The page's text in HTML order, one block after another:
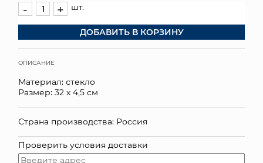
ПОДАРОЧНЫЕ КАРТЫ
ОПТОВЫМ КЛИЕНТАМ
ДОСТАВКА И ОПЛАТА
- + шт.
ДОБАВИТЬ В КОРЗИНУ
ОПИСАНИЕ
Материал: стекло
Размер: 32 х 4,5 см
Страна производства: Россия
Проверить условия доставки